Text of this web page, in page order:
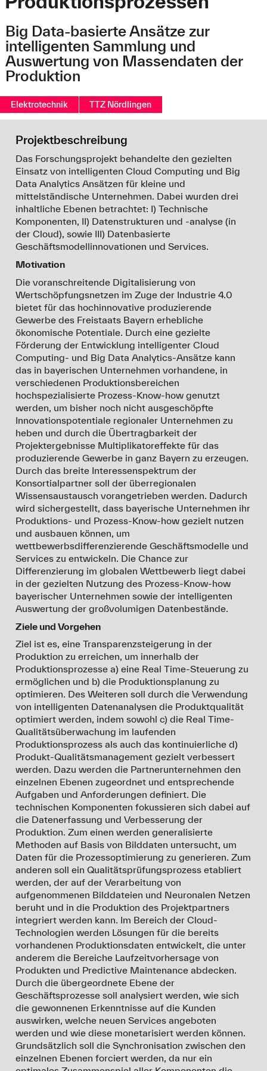
Big Data-basierte Ansätze zur
intelligenten Sammlung und
Auswertung von Massendaten der
Produktion
Elektrotechnik TTZ Nördlingen
Projektbeschreibung
Das Forschungsprojekt behandelte den gezielten
Einsatz von intelligenten Cloud Computing und Big
Data Analytics Ansätzen für kleine und
mittelständische Unternehmen. Dabei wurden drei
inhaltliche Ebenen betrachtet: I) Technische
Komponenten, II) Datenstrukturen und -analyse (in
der Cloud), sowie III) Datenbasierte
Geschäftsmodellinnovationen und Services.
Motivation
Die voranschreitende Digitalisierung von
Wertschöpfungsnetzen im Zuge der Industrie 4.0
bietet für das hochinnovative produzierende
Gewerbe des Freistaats Bayern erhebliche
ökonomische Potentiale. Durch eine gezielte
Förderung der Entwicklung intelligenter Cloud
Computing- und Big Data Analytics-Ansätze kann
das in bayerischen Unternehmen vorhandene, in
verschiedenen Produktionsbereichen
hochspezialisierte Prozess-Know-how genutzt
werden, um bisher noch nicht ausgeschöpfte
Innovationspotentiale regionaler Unternehmen zu
heben und durch die Übertragbarkeit der
Projektergebnisse Multiplikatoreffekte für das
produzierende Gewerbe in ganz Bayern zu erzeugen.
Durch das breite Interessenspektrum der
Konsortialpartner soll der überregionalen
Wissensaustausch vorangetrieben werden. Dadurch
wird sichergestellt, dass bayerische Unternehmen ihr
Produktions- und Prozess-Know-how gezielt nutzen
und ausbauen können, um
wettbewerbsdifferenzierende Geschäftsmodelle und
Services zu entwickeln. Die Chance zur
Differenzierung im globalen Wettbewerb liegt dabei
in der gezielten Nutzung des Prozess-Know-how
bayerischer Unternehmen sowie der intelligenten
Auswertung der großvolumigen Datenbestände.
Ziele und Vorgehen
Ziel ist es, eine Transparenzsteigerung in der
Produktion zu erreichen, um innerhalb der
Produktionsprozesse a) eine Real Time-Steuerung zu
ermöglichen und b) die Produktionsplanung zu
optimieren. Des Weiteren soll durch die Verwendung
von intelligenten Datenanalysen die Produktqualität
optimiert werden, indem sowohl c) die Real Time-
Qualitätsüberwachung im laufenden
Produktionsprozess als auch das kontinuierliche d)
Produkt-Qualitätsmanagement gezielt verbessert
werden. Dazu werden die Partnerunternehmen den
einzelnen Ebenen zugeordnet und entsprechende
Aufgaben und Anforderungen definiert. Die
technischen Komponenten fokussieren sich dabei auf
die Datenerfassung und Verbesserung der
Produktion. Zum einen werden generalisierte
Methoden auf Basis von Bilddaten untersucht, um
Daten für die Prozessoptimierung zu generieren. Zum
anderen soll ein Qualitätsprüfungsprozess etabliert
werden, der auf der Verarbeitung von
aufgenommenen Bilddateien und Neuronalen Netzen
beruht und in die Produktion des Projektpartners
integriert werden kann. Im Bereich der Cloud-
Technologien werden Lösungen für die bereits
vorhandenen Produktionsdaten entwickelt, die unter
anderem die Bereiche Laufzeitvorhersage von
Produkten und Predictive Maintenance abdecken.
Durch die übergeordnete Ebene der
Geschäftsprozesse soll analysiert werden, wie sich
die gewonnenen Erkenntnisse auf die Kunden
auswirken, welche neuen Services angeboten
werden und wie diese monetarisiert werden können.
Grundsätzlich soll die Synchronisation zwischen den
einzelnen Ebenen forciert werden, da nur ein